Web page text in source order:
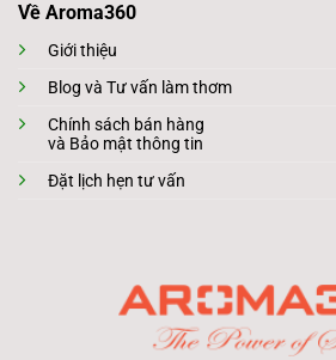
Về Aroma360
Giới thiệu
Blog và Tư vấn làm thơm
Chính sách bán hàng
và Bảo mật thông tin
Đặt lịch hẹn tư vấn